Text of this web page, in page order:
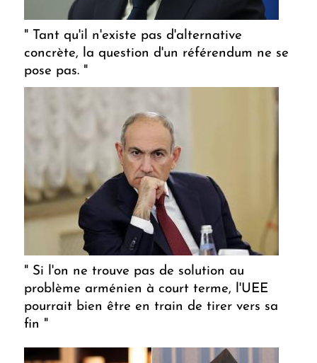
" Tant qu'il n'existe pas d'alternative
concrète, la question d'un référendum ne se
pose pas. "
" Si l'on ne trouve pas de solution au
problème arménien à court terme, l'UEE
pourrait bien être en train de tirer vers sa
fin "